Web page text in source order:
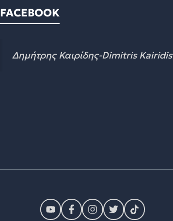
FACEBOOK
Δημήτρης Καιρίδης-Dimitris Kairidis